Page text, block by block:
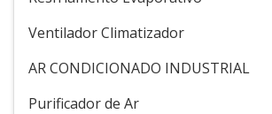
Ventilador Climatizador
AR CONDICIONADO INDUSTRIAL
Purificador de Ar